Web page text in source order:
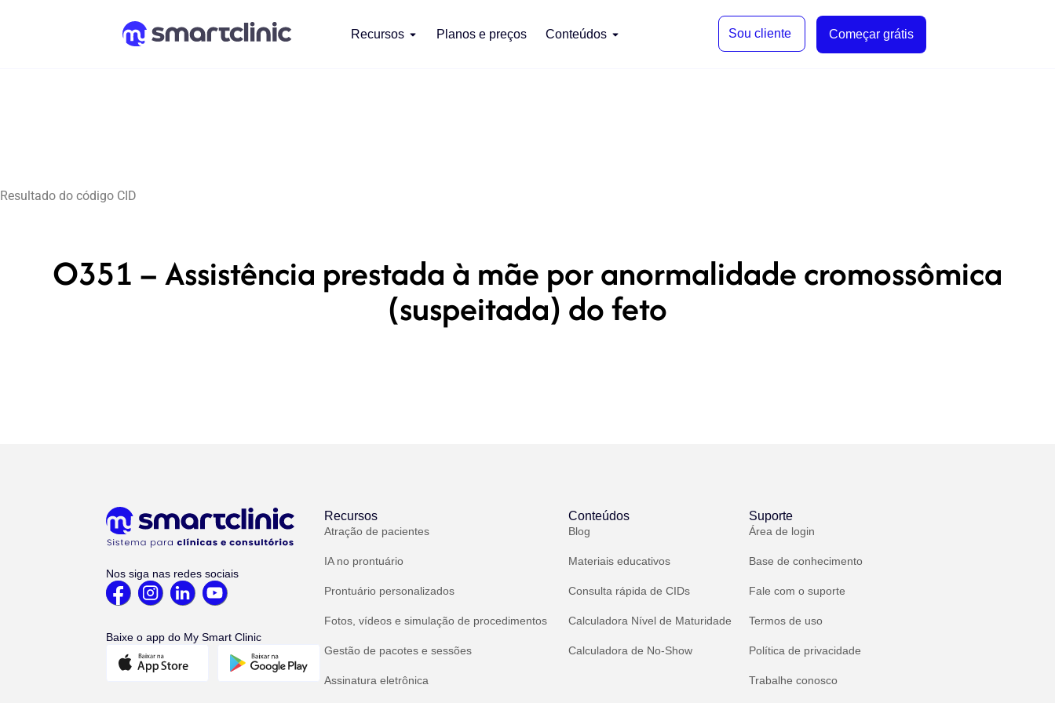
Recursos Planos e preços Conteúdos Sou cliente Começar grátis
Resultado do código CID
O351 – Assistência prestada à mãe por anormalidade cromossômica
(suspeitada) do feto
Nos siga nas redes sociais
Baixe o app do My Smart Clinic
Recursos
Atração de pacientes
IA no prontuário
Prontuário personalizados
Fotos, vídeos e simulação de procedimentos
Gestão de pacotes e sessões
Assinatura eletrônica
Conteúdos
Blog
Materiais educativos
Consulta rápida de CIDs
Calculadora Nível de Maturidade
Calculadora de No-Show
Suporte
Área de login
Base de conhecimento
Fale com o suporte
Termos de uso
Política de privacidade
Trabalhe conosco